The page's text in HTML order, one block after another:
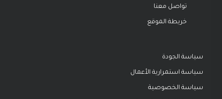
تواصل معنا
خريطة الموقع
سياسة الجودة
سياسة استمرارية الأعمال
سياسة الخصوصية